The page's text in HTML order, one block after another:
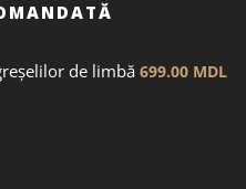
de limbă 699.00 MDL